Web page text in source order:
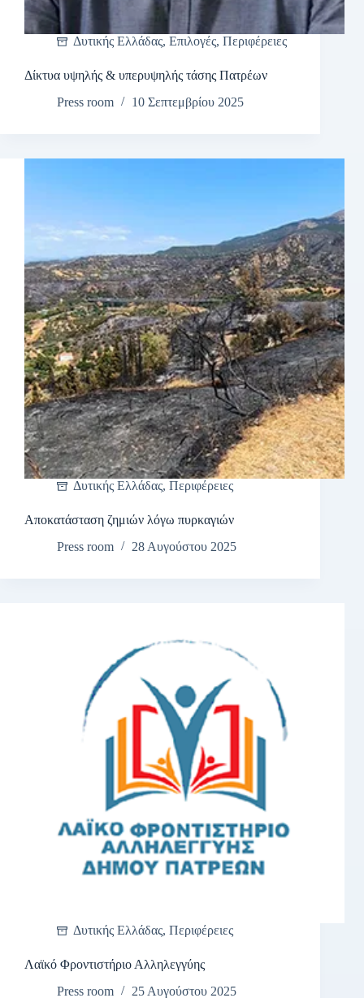
Δυτικής Ελλάδας, Επιλογές, Περιφέρειες
Δίκτυα υψηλής & υπερυψηλής τάσης Πατρέων
Press room
10 Σεπτεμβρίου 2025
Δυτικής Ελλάδας, Περιφέρειες
Αποκατάσταση ζημιών λόγω πυρκαγιών
Press room
28 Αυγούστου 2025
Δυτικής Ελλάδας, Περιφέρειες
Λαϊκό Φροντιστήριο Αλληλεγγύης
Press room
25 Αυγούστου 2025